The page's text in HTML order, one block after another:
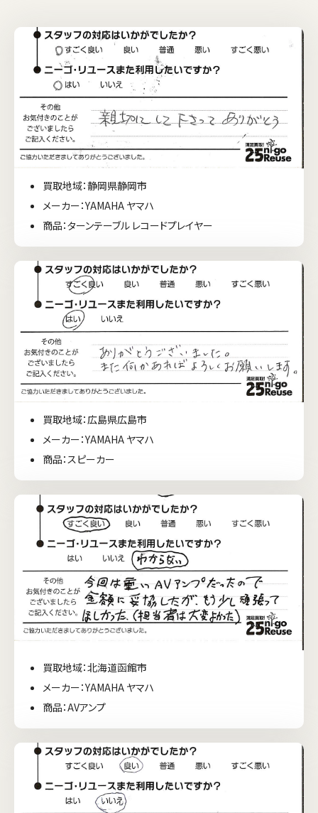
買取地域：静岡県静岡市
メーカー：YAMAHA ヤマハ
商品：ターンテーブル レコードプレイヤー
買取地域：広島県広島市
メーカー：YAMAHA ヤマハ
商品：スピーカー
買取地域：北海道函館市
メーカー：YAMAHA ヤマハ
商品：AVアンプ